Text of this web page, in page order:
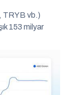
TRYB vb.)
153 milyar